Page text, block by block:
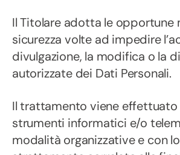
Il Titolare adotta le opportune
sicurezza volte ad impedire
divulgazione, la modifica o la
autorizzate dei Dati Personali.
Il trattamento viene
strumenti informatici e/o
modalità organizzative e con